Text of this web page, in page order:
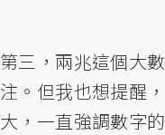
第三，兩兆這個大
注。但我也想提醒
大，一直強調數字